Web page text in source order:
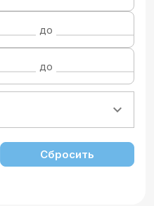
до
до
Сбросить